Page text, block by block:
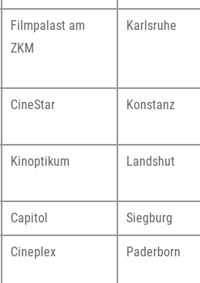
Filmpalast am
ZKM
Karlsruhe
CineStar Konstanz
Kinoptikum Landshut
Capitol Siegburg
Cineplex Paderborn